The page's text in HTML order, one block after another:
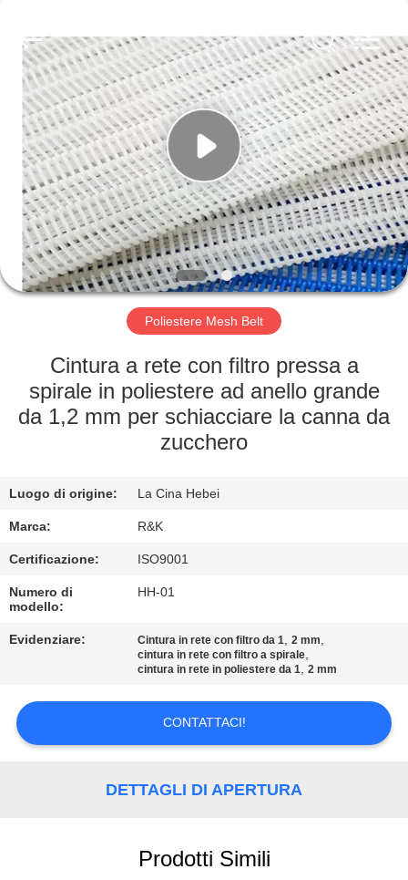
CASA
PRODOTTI
CIRCA
NOI
GIRO
FABBRICA
CONTROLLO
CONTATTICI
NOTIZIE
RICHIEDA
CITAZIONE
Mesh
Co.,Ltd.
Rights
Reserved.
Poliestere Mesh Belt
Cintura a rete con filtro pressa a
spirale in poliestere ad anello grande
da 1,2 mm per schiacciare la canna da
zucchero
Luogo di origine: La Cina Hebei
Marca: R&K
Certificazione: ISO9001
Numero di
modello:
HH-01
Evidenziare: Cintura in rete con filtro da 1,2 mm,
cintura in rete con filtro a spirale,
cintura in rete in poliestere da 1,2 mm
CONTATTACI!
DETTAGLI DI APERTURA
Prodotti Simili